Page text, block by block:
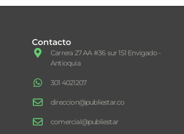
Contacto
Carrera 27 AA #36 sur 151 Envigado -
Antioquia
301 4021207
direccion@publiestar.co
comercial@publiestar